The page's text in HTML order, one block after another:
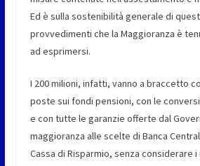
Ed è sulla sostenibilità generale di
provvedimenti che la Maggioranza è
ad esprimersi.
I 200 milioni, infatti, vanno a braccetto
poste sui fondi pensioni, con le
e con tutte le garanzie offerte dal
maggioranza alle scelte di Banca
Cassa di Risparmio, senza considerare